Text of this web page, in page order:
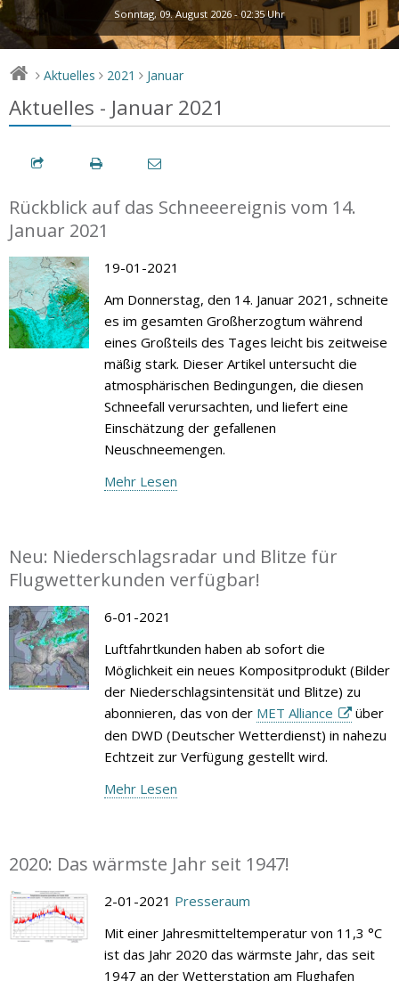
Sonntag, 09. August 2026 - 02:35 Uhr
> Aktuelles > 2021 > Januar
Aktuelles - Januar 2021
Rückblick auf das Schneeereignis vom 14.
Januar 2021
19-01-2021
Am Donnerstag, den 14. Januar 2021, schneite
es im gesamten Großherzogtum während
eines Großteils des Tages leicht bis zeitweise
mäßig stark. Dieser Artikel untersucht die
atmosphärischen Bedingungen, die diesen
Schneefall verursachten, und liefert eine
Einschätzung der gefallenen
Neuschneemengen.
Mehr Lesen
Neu: Niederschlagsradar und Blitze für
Flugwetterkunden verfügbar!
6-01-2021
Luftfahrtkunden haben ab sofort die
Möglichkeit ein neues Kompositprodukt (Bilder
der Niederschlagsintensität und Blitze) zu
abonnieren, das von der MET Alliance
über
den DWD (Deutscher Wetterdienst) in nahezu
Echtzeit zur Verfügung gestellt wird.
Mehr Lesen
2020: Das wärmste Jahr seit 1947!
2-01-2021 Presseraum
Mit einer Jahresmitteltemperatur von 11,3 °C
ist das Jahr 2020 das wärmste Jahr, das seit
1947 an der Wetterstation am Flughafen